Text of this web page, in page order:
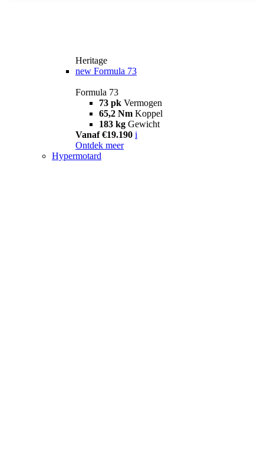
Heritage
new Formula 73
Formula 73
73 pk Vermogen
65,2 Nm Koppel
183 kg Gewicht
Vanaf €19.190 i
Ontdek meer
Hypermotard